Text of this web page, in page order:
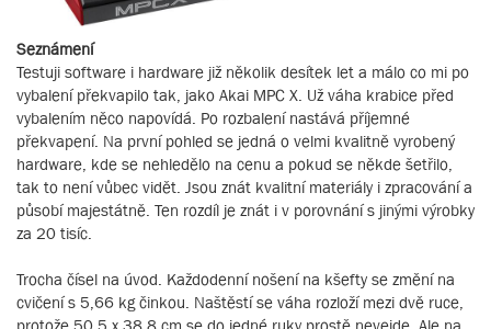
Seznámení
Testuji software i hardware již několik desítek let a málo co mi po
vybalení překvapilo tak, jako Akai MPC X. Už váha krabice před
vybalením něco napovídá. Po rozbalení nastává příjemné
překvapení. Na první pohled se jedná o velmi kvalitně vyrobený
hardware, kde se nehledělo na cenu a pokud se někde šetřilo,
tak to není vůbec vidět. Jsou znát kvalitní materiály i zpracování a
působí majestátně. Ten rozdíl je znát i v porovnání s jinými výrobky
za 20 tisíc.
Trocha čísel na úvod. Každodenní nošení na kšefty se změní na
cvičení s 5,66 kg činkou. Naštěstí se váha rozloží mezi dvě ruce,
protože 50,5 x 38,8 cm se do jedné ruky prostě nevejde. Ale na